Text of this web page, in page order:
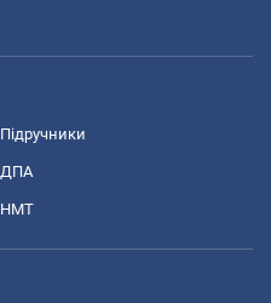
Підручники
ДПА
НМТ